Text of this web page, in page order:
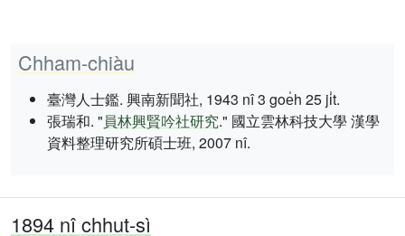
Chham-chiàu
臺灣人士鑑. 興南新聞社, 1943 nî 3 goe̍h 25 ji̍t.
張瑞和. "員林興賢吟社研究." 國立雲林科技大學 漢學
資料整理研究所碩士班, 2007 nî.
1894 nî chhut-sì